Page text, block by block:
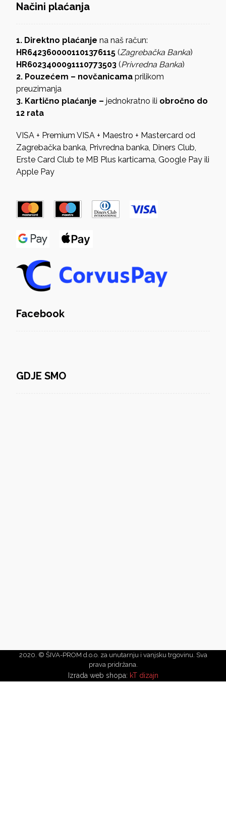
Načini plaćanja
1. Direktno plaćanje na naš račun:
HR6423600001101376115(Zagrebačka Banka)
HR6023400091110773503(Privredna Banka)
2. Pouzećem – novčanicamaprilikom
preuzimanja
3. Kartično plaćanje –jednokratno ili obročno do
12 rata
VISA + Premium VISA + Maestro + Mastercard od
Zagrebačka banka, Privredna banka, Diners Club,
Erste Card Club te MB Plus karticama, Google Pay ili
Apple Pay
Facebook
GDJE SMO
2020. © ŠIVA-PROM d.o.o. za unutarnju i vanjsku trgovinu. Sva
prava pridržana.
Izrada web shopa: kT dizajn